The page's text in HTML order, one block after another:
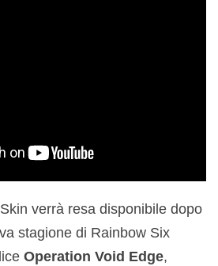
verrà resa disponibile dopo
stagione di Rainbow Six
Operation Void Edge,